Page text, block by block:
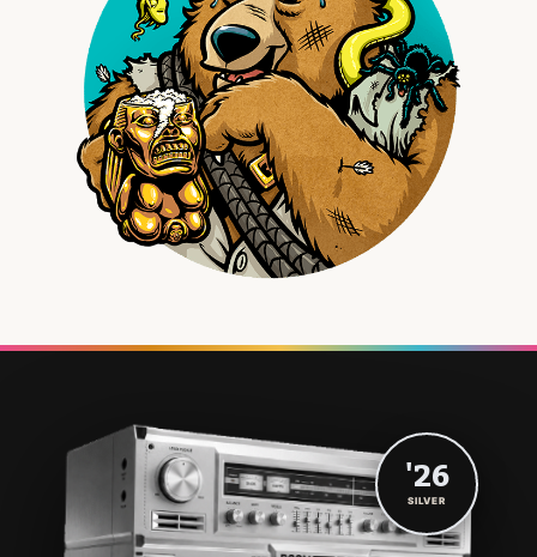
'26
SILVER